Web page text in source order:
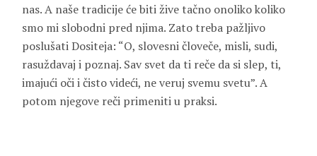
nas. A naše tradicije će biti žive tačno onoliko koliko
smo mi slobodni pred njima. Zato treba pažljivo
poslušati Dositeja: “O, slovesni človeče, misli, sudi,
rasuždavaj i poznaj. Sav svet da ti reče da si slep, ti,
imajući oči i čisto videći, ne veruj svemu svetu”. A
potom njegove reči primeniti u praksi.